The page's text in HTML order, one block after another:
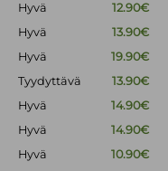
Hyvä
12.90€
Hyvä
13.90€
Hyvä
19.90€
Tyydyttävä
13.90€
Hyvä
14.90€
Hyvä
14.90€
Hyvä
10.90€